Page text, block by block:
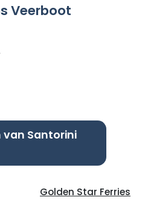
Veerboot
Santorini
Golden Star Ferries